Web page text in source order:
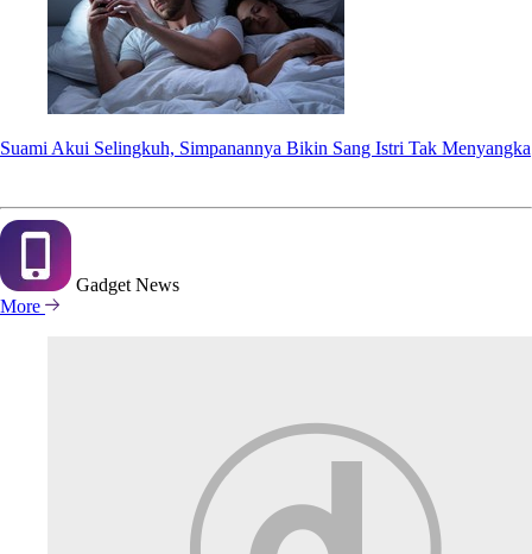
Suami Akui Selingkuh, Simpanannya Bikin Sang Istri Tak Menyangka
Gadget News
More